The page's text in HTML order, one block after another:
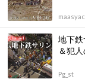
地下
＆犯
Pg_st